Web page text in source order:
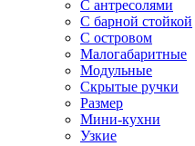
С антресолями
С барной стойкой
С островом
Малогабаритные
Модульные
Скрытые ручки
Размер
Мини-кухни
Узкие